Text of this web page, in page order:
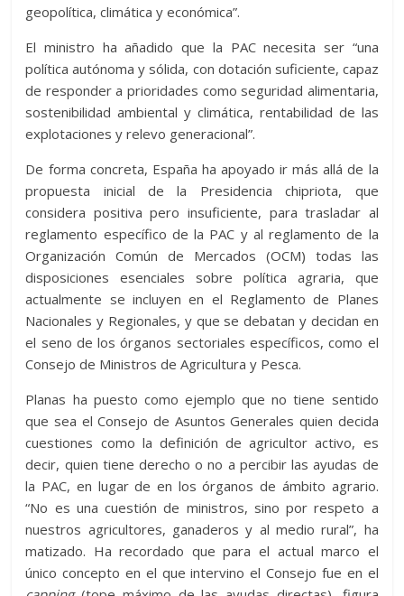
geopolítica, climática y económica”.
El ministro ha añadido que la PAC necesita ser “una
política autónoma y sólida, con dotación suficiente, capaz
de responder a prioridades como seguridad alimentaria,
sostenibilidad ambiental y climática, rentabilidad de las
explotaciones y relevo generacional”.
De forma concreta, España ha apoyado ir más allá de la
propuesta inicial de la Presidencia chipriota, que
considera positiva pero insuficiente, para trasladar al
reglamento específico de la PAC y al reglamento de la
Organización Común de Mercados (OCM) todas las
disposiciones esenciales sobre política agraria, que
actualmente se incluyen en el Reglamento de Planes
Nacionales y Regionales, y que se debatan y decidan en
el seno de los órganos sectoriales específicos, como el
Consejo de Ministros de Agricultura y Pesca.
Planas ha puesto como ejemplo que no tiene sentido
que sea el Consejo de Asuntos Generales quien decida
cuestiones como la definición de agricultor activo, es
decir, quien tiene derecho o no a percibir las ayudas de
la PAC, en lugar de en los órganos de ámbito agrario.
“No es una cuestión de ministros, sino por respeto a
nuestros agricultores, ganaderos y al medio rural”, ha
matizado. Ha recordado que para el actual marco el
único concepto en el que intervino el Consejo fue en el